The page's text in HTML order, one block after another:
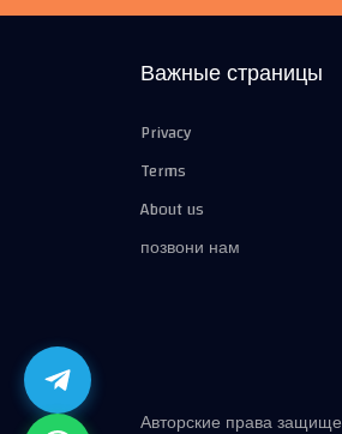
Важные страницы
Privacy
Terms
About us
позвони нам
Авторские права